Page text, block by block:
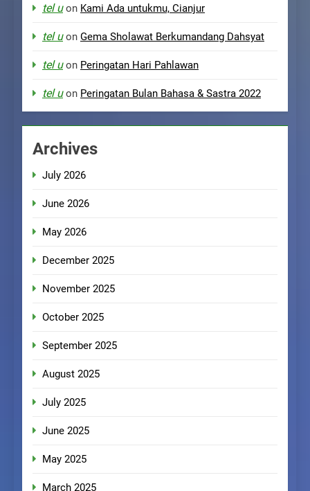
tel uon Kami Ada untukmu, Cianjur
tel uon Gema Sholawat Berkumandang Dahsyat
tel uon Peringatan Hari Pahlawan
tel uon Peringatan Bulan Bahasa & Sastra 2022
Archives
July 2026
June 2026
May 2026
December 2025
November 2025
October 2025
September 2025
August 2025
July 2025
June 2025
May 2025
March 2025